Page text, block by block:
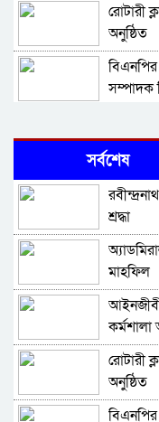
রোটারী
অনুষ্ঠিত
বিএনপির
সম্পাদক
সিলেটে
দিগন্তে
জেলা
সিলেট
ধরিত্রী
সর্বশেষ
শ্রদ্ধা
মাহফিল
রোটারী
অনুষ্ঠিত
বিএনপির